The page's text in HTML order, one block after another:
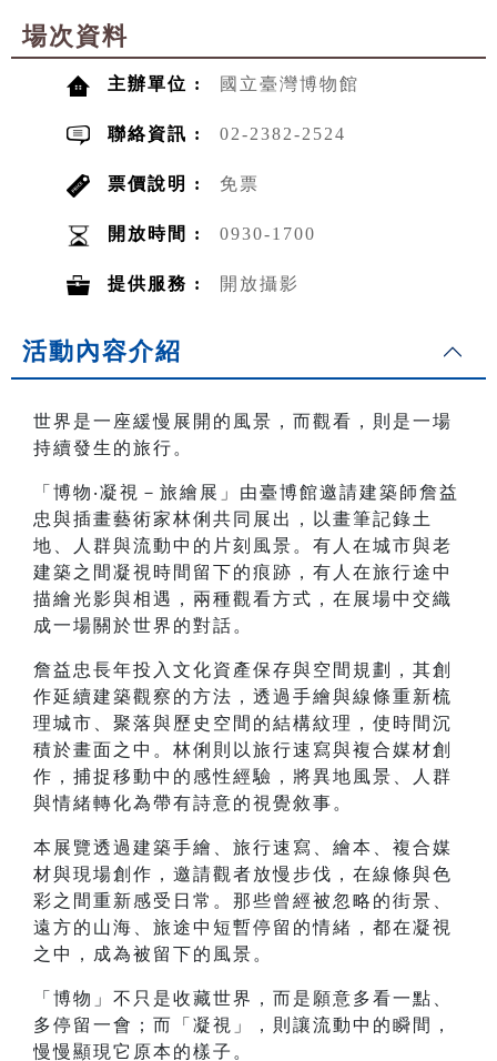
場次資料
主辦單位 : 國立臺灣博物館
聯絡資訊 : 02-2382-2524
票價說明 : 免票
開放時間 : 0930-1700
提供服務 : 開放攝影
活動內容介紹
世界是一座緩慢展開的風景，而觀看，則是一場
持續發生的旅行。
「博物‧凝視－旅繪展」由臺博館邀請建築師詹益
忠與插畫藝術家林俐共同展出，以畫筆記錄土
地、人群與流動中的片刻風景。有人在城市與老
建築之間凝視時間留下的痕跡，有人在旅行途中
描繪光影與相遇，兩種觀看方式，在展場中交織
成一場關於世界的對話。
詹益忠長年投入文化資產保存與空間規劃，其創
作延續建築觀察的方法，透過手繪與線條重新梳
理城市、聚落與歷史空間的結構紋理，使時間沉
積於畫面之中。林俐則以旅行速寫與複合媒材創
作，捕捉移動中的感性經驗，將異地風景、人群
與情緒轉化為帶有詩意的視覺敘事。
本展覽透過建築手繪、旅行速寫、繪本、複合媒
材與現場創作，邀請觀者放慢步伐，在線條與色
彩之間重新感受日常。那些曾經被忽略的街景、
遠方的山海、旅途中短暫停留的情緒，都在凝視
之中，成為被留下的風景。
「博物」不只是收藏世界，而是願意多看一點、
多停留一會；而「凝視」，則讓流動中的瞬間，
慢慢顯現它原本的樣子。